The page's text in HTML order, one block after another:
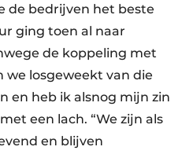
de bedrijven het beste
ging toen al naar
de koppeling met
we losgeweekt van die
en heb ik alsnog mijn zin
een lach. “We zijn als
en blijven